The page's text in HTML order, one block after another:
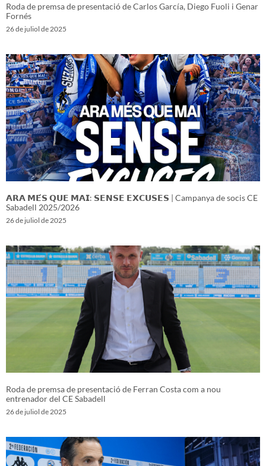
Roda de premsa de presentació de Carlos García, Diego Fuoli i Genar
Fornés
26 de juliol de 2025
𝗔𝗥𝗔 𝗠𝗘́𝗦 𝗤𝗨𝗘 𝗠𝗔𝗜: 𝗦𝗘𝗡𝗦𝗘 𝗘𝗫𝗖𝗨𝗦𝗘𝗦 | Campanya de socis CE
Sabadell 2025/2026
26 de juliol de 2025
Roda de premsa de presentació de Ferran Costa com a nou
entrenador del CE Sabadell
26 de juliol de 2025